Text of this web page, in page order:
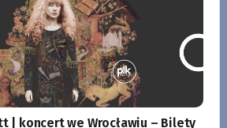
| koncert we Wrocławiu – Bilety